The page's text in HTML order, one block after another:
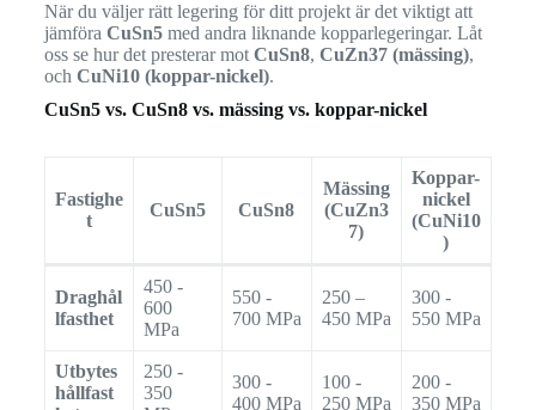
När du väljer rätt legering för ditt projekt är det viktigt att
jämföra CuSn5med andra liknande kopparlegeringar. Låt
oss se hur det presterar mot CuSn8, CuZn37 (mässing),
och CuNi10 (koppar-nickel).
CuSn5 vs. CuSn8 vs. mässing vs. koppar-nickel
Fastighe
t
CuSn5 CuSn8
Mässing
(CuZn3
7)
Koppar-
nickel
(CuNi10
)
Draghål
lfasthet
450 -
600
MPa
550 -
700 MPa
250 –
450 MPa
300 -
550 MPa
Utbytes
hållfast
250 -
350
300 -
400 MPa
100 -
250 MPa
200 -
350 MPa